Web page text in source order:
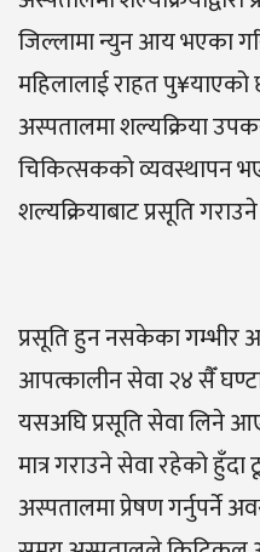
जिल्लामा न्युन आय भएका
महिलालाई राहत पु¥याएको
अस्पतालमा शल्यक्रिया
चिकित्सकको व्यवस्थापन
शल्यक्रियाबाट प्रसूति
प्रसूति हुन नसकेका गम्भीर
आपत्कालीन सेवा २४ सैँ
यसअघि प्रसूति सेवा लिने
मात्र गराउने सेवा रहेको
अस्पतालमा प्रेषण गर्नुपर्ने